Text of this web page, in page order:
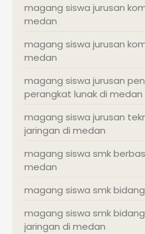
magang siswa jurusan
medan
magang siswa jurusan
medan
magang siswa jurusan
perangkat lunak di medan
magang siswa jurusan
jaringan di medan
magang siswa smk
medan
magang siswa smk
magang siswa smk
jaringan di medan